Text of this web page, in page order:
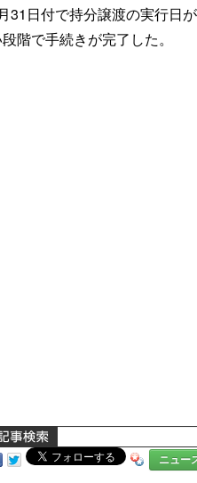
31日付で持分譲渡の実行日
階で手続きが完了した。
ニュー